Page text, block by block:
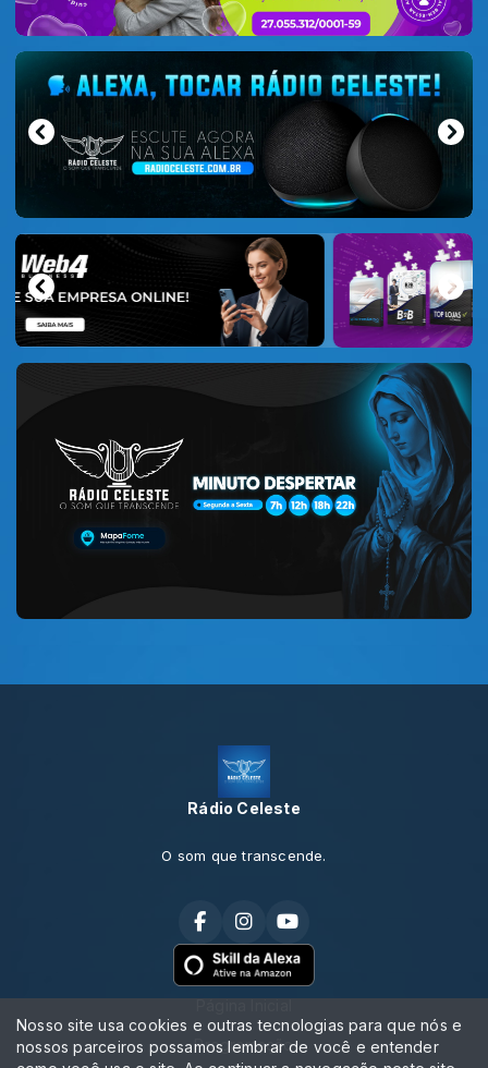
Rádio Celeste
O som que transcende.
Programação
Nosso site usa cookies e outras tecnologias para que nós e
nossos parceiros possamos lembrar de você e entender